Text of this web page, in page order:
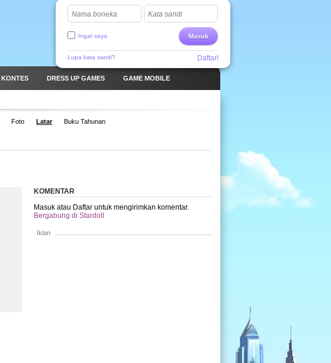
Nama boneka Kata sandi
Masuk
Ingat saya
Lupa kata sandi? Daftar!
KONTES DRESS UP GAMES GAME MOBILE
Foto Latar Buku Tahunan
KOMENTAR
Masuk atau Daftar untuk mengirimkan komentar.
Bergabung di Stardoll
Iklan